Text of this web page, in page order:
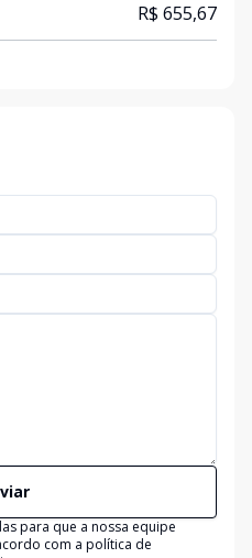
R$ 655,67
para que a nossa equipe
com a política de